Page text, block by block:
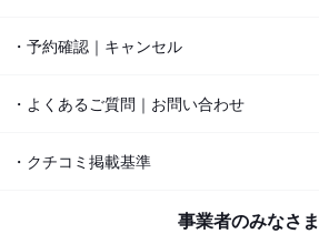
・予約確認｜キャンセル
・よくあるご質問｜お問い合わせ
・クチコミ掲載基準
事業者のみなさま